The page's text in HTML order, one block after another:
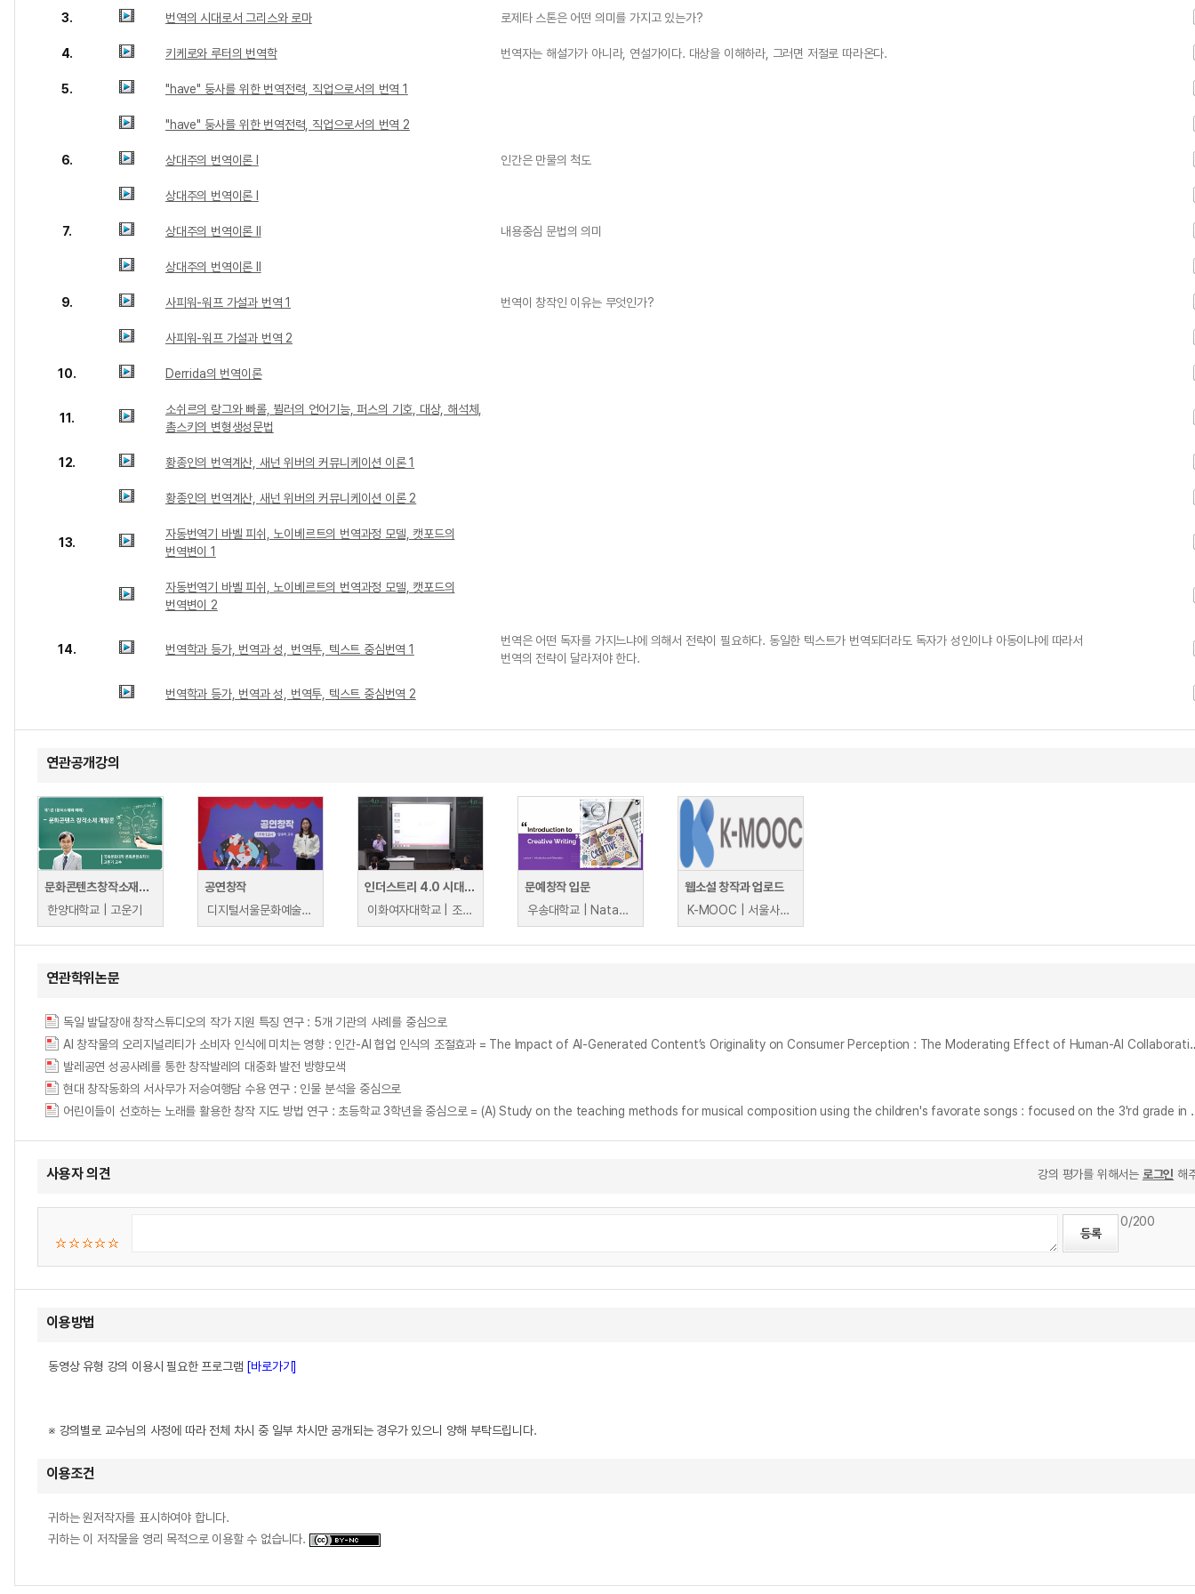
3. 번역의 시대로서 그리스와 로마 로제타 스톤은 어떤 의미를 가지고 있는가?
4. 키케로와 루터의 번역학 번역자는 해설가가 아니라, 연설가이다. 대상을 이해하라, 그러면 저절로 따라온다.
5. "have" 둥사를 위한 번역전력, 직업으로서의 번역 1
"have" 둥사를 위한 번역전력, 직업으로서의 번역 2
6. 상대주의 번역이론 I 인간은 만물의 척도
상대주의 번역이론 I
7. 상대주의 번역이론 II 내용중심 문법의 의미
상대주의 번역이론 II
9. 사피워-워프 가설과 번역 1 번역이 창작인 이유는 무엇인가?
사피워-워프 가설과 번역 2
10. Derrida의 번역이론
11.
소쉬르의 랑그와 빠롤, 뷜러의 언어기능, 퍼스의 기호, 대상, 해석체,
촘스키의 변형생성문법
12. 황종인의 번역계산, 새넌 위버의 커뮤니케이션 이론 1
황종인의 번역계산, 새넌 위버의 커뮤니케이션 이론 2
13.
자동번역기 바벨 피쉬, 노이베르트의 번역과정 모델, 캣포드의
번역변이 1
자동번역기 바벨 피쉬, 노이베르트의 번역과정 모델, 캣포드의
번역변이 2
14. 번역학과 등가, 번역과 성, 번역투, 텍스트 중심번역 1
번역은 어떤 독자를 가지느냐에 의해서 전략이 필요하다. 동일한 텍스트가 번역되더라도 독자가 성인이냐 아동이냐에 따라서
번역의 전략이 달라져야 한다.
번역학과 등가, 번역과 성, 번역투, 텍스트 중심번역 2
연관공개강의
문화콘텐츠창작소재개발론
한양대학교 | 고운기
공연창작
디지털서울문화예술대학교 | 방수미
인더스트리 4.0 시대의 디자인 크리에이티브 #2: 창작노동의 사회화
이화여자대학교 | 조재경
문예창작 입문
우송대학교 | Natasha Reddy
웹소설 창작과 업로드
K-MOOC | 서울사이버대학교 김준현
연관학위논문
독일 발달장애 창작스튜디오의 작가 지원 특징 연구 : 5개 기관의 사례를 중심으로
AI 창작물의 오리지널리티가 소비자 인식에 미치는 영향 : 인간-AI 협업
발레공연 성공사례를 통한 창작발레의 대중화 발전 방향모색
현대 창작동화의 서사무가 저승여행담 수용 연구 : 인물 분석을 중심으로
어린이들이 선호하는 노래를 활용한 창작 지도 방법 연구
사용자 의견 강의 평가를 위해서는 로그인 해
0/200
이용방법
동영상 유형 강의 이용시 필요한 프로그램 [바로가기]
※ 강의별로 교수님의 사정에 따라 전체 차시 중 일부 차시만 공개되는 경우가 있으니 양해 부탁드립니다.
이용조건
귀하는 원저작자를 표시하여야 합니다.
귀하는 이 저작물을 영리 목적으로 이용할 수 없습니다.